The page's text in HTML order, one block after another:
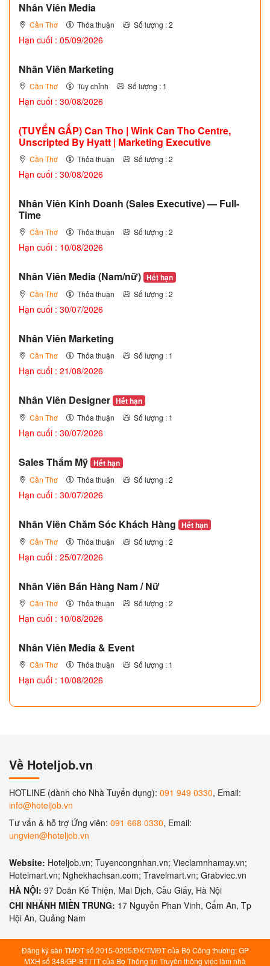
Nhân Viên Media
Cần Thơ Thỏa thuận Số lượng : 2
Hạn cuối : 05/09/2026
Nhân Viên Marketing
Cần Thơ Tùy chỉnh Số lượng : 1
Hạn cuối : 30/08/2026
(TUYỂN GẤP)Can Tho | Wink Can Tho Centre,
Unscripted By Hyatt | Marketing Executive
Cần Thơ Thỏa thuận Số lượng : 2
Hạn cuối : 30/08/2026
Nhân Viên Kinh Doanh (Sales Executive) — Full-
Time
Cần Thơ Thỏa thuận Số lượng : 2
Hạn cuối : 10/08/2026
Nhân Viên Media (Nam/nữ) Hết hạn
Cần Thơ Thỏa thuận Số lượng : 2
Hạn cuối : 30/07/2026
Nhân Viên Marketing
Cần Thơ Thỏa thuận Số lượng : 1
Hạn cuối : 21/08/2026
Nhân Viên Designer Hết hạn
Cần Thơ Thỏa thuận Số lượng : 1
Hạn cuối : 30/07/2026
Sales Thẩm Mỹ Hết hạn
Cần Thơ Thỏa thuận Số lượng : 2
Hạn cuối : 30/07/2026
Nhân Viên Chăm Sóc Khách Hàng Hết hạn
Cần Thơ Thỏa thuận Số lượng : 2
Hạn cuối : 25/07/2026
Nhân Viên Bán Hàng Nam / Nữ
Cần Thơ Thỏa thuận Số lượng : 2
Hạn cuối : 10/08/2026
Nhân Viên Media & Event
Cần Thơ Thỏa thuận Số lượng : 1
Hạn cuối : 10/08/2026
Về Hoteljob.vn
HOTLINE (dành cho Nhà Tuyển dụng): 091 949 0330, Email:
info@hoteljob.vn
Tư vấn & hỗ trợ Ứng viên: 091 668 0330, Email:
ungvien@hoteljob.vn
Website: Hoteljob.vn; Tuyencongnhan.vn; Vieclamnhamay.vn;
Hotelmart.vn; Nghekhachsan.com; Travelmart.vn; Grabviec.vn
HÀ NỘI: 97 Doãn Kế Thiện, Mai Dịch, Cầu Giấy, Hà Nội
CHI NHÁNH MIỀN TRUNG: 17 Nguyễn Phan Vinh, Cẩm An, Tp
Hội An, Quảng Nam
Đăng ký sàn TMĐT số 2015-0205/ĐK/TMĐT của Bộ Công thương; GP
MXH số 348/GP-BTTTT của Bộ Thông tin Truyền thông việc làm nhà